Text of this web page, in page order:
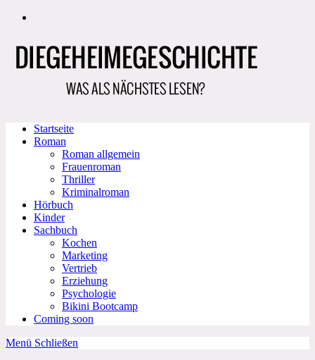
Zum
Startseite
Roman
Roman allgemein
Frauenroman
Thriller
Kriminalroman
Hörbuch
Kinder
Sachbuch
Kochen
Marketing
Vertrieb
Erziehung
Psychologie
Bikini Bootcamp
Coming soon
Menü Schließen